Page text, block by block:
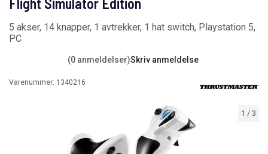
1 / 3
5 akser, 14 knapper, 1 avtrekker, 1 hat switch, Playstation 5,
PC
(0 anmeldelser)Skriv anmeldelse
Varenummer: 1340216